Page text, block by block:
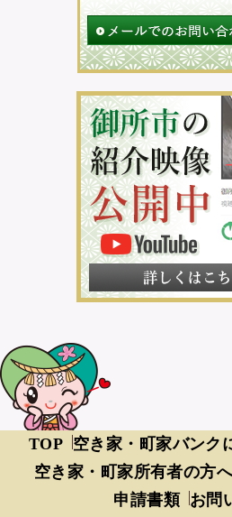
TOP 空き家・町家バンク
空き家・町家所有者の方
申請書類 お問